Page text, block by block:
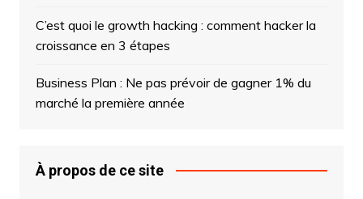
C’est quoi le growth hacking : comment hacker la
croissance en 3 étapes
Business Plan : Ne pas prévoir de gagner 1% du
marché la première année
À propos de ce site